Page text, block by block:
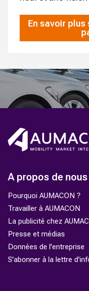
En savoir
A propos de nous
Pourquoi AUMACON ?
Travailler à AUMACON
La publicité chez
Presse et médias
Données de l'entreprise
S'abonner à la lettre